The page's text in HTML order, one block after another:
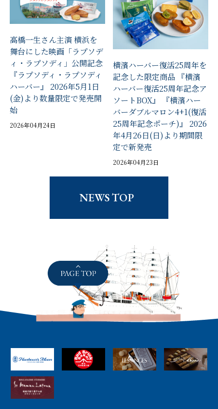
高橋一生さん主演 横浜を
舞台にした映画「ラプソデ
ィ・ラプソディ」公開記念
『ラプソディ・ラプソディ
ハーバー』 2026年5月1日
(金)より数量限定で発売開
始
2026年04月24日
横濱ハーバー復活25周年を
記念した限定商品 『横濱
ハーバー復活25周年記念ア
ソートBOX』 『横濱ハー
バーダブルマロン4+1(復活
25周年記念ポーチ)』 2026
年4月26日(日)より期間限
定で新発売
2026年04月23日
NEWS TOP